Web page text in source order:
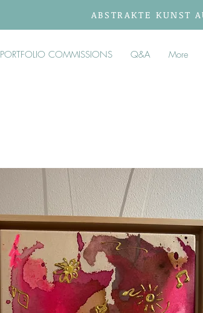
PORTFOLIO COMMISSIONS Q&A More
ABSTRAKTE KUNST